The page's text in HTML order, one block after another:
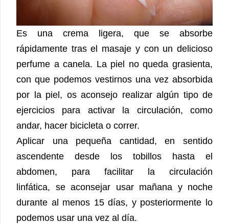
Es una crema ligera, que se absorbe
rápidamente tras el masaje y con un delicioso
perfume a canela. La piel no queda grasienta,
con que podemos vestirnos una vez absorbida
por la piel, os aconsejo realizar algún tipo de
ejercicios para activar la circulación, como
andar, hacer bicicleta o correr.
Aplicar una pequeña cantidad, en sentido
ascendente desde los tobillos hasta el
abdomen, para facilitar la circulación
linfática, se aconsejar usar mañana y noche
durante al menos 15 días, y posteriormente lo
podemos usar una vez al día.